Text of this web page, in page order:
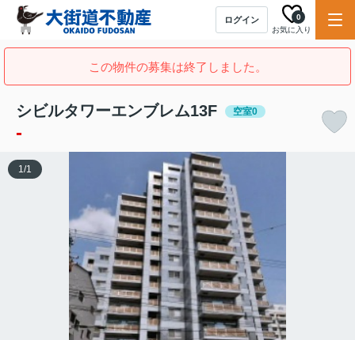
ログイン
お気に入り
0
この物件の募集は終了しました。
シビルタワーエンブレム13F 空室0
-
1/1